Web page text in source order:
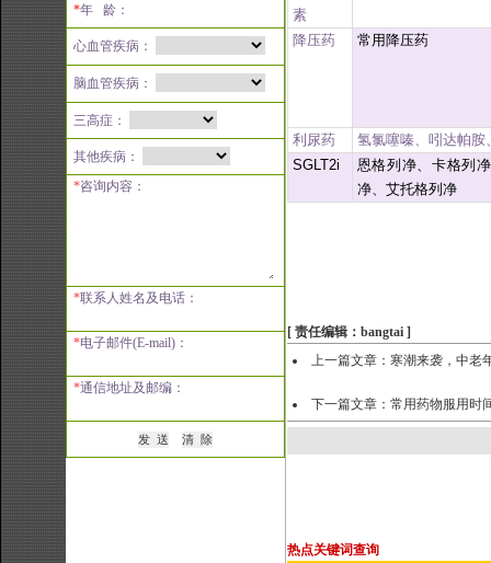
*年 龄：
心血管疾病：
脑血管疾病：
三高症：
其他疾病：
*咨询内容：
*联系人姓名及电话：
*电子邮件(E-mail)：
*通信地址及邮编：
素
降压药 常用降压药
利尿药
氢氯噻嗪、吲达帕胺
SGLT2i
恩格列净、卡格列
净、 艾托格列净
[ 责任编辑：bangtai ]
上一篇文章： 寒潮来袭，中老
下一篇文章： 常用药物服用时
热点关键词查询